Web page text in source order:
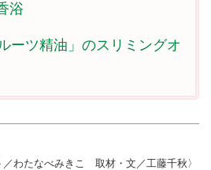
浴
ーツ精油」のスリミングオ
わたなべみきこ 取材・文／工藤千秋〉